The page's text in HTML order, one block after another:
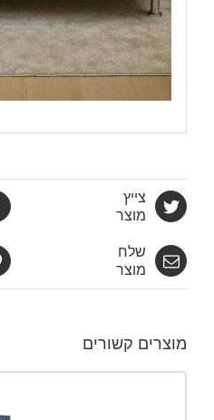
צייץ
מוצר
שלח
מוצר
מוצרים קשורים